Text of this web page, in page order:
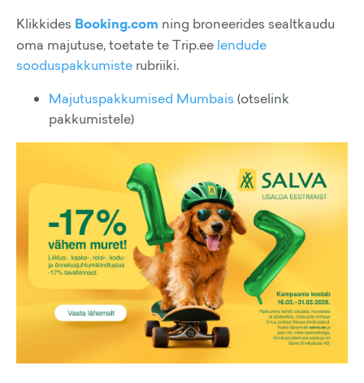
Klikkides Booking.com ning broneerides sealtkaudu
oma majutuse, toetate te Trip.ee lendude
sooduspakkumiste rubriiki.
Majutuspakkumised Mumbais (otselink
pakkumistele)